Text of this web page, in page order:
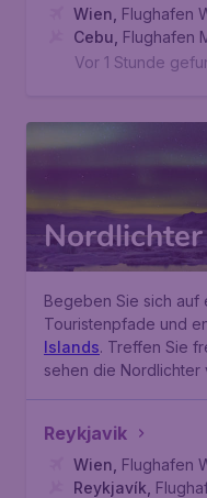
Wien Flughafen
Cebu Flughafen
Vor 1 Stunde
Nordlichter
Begeben Sie sich auf
Touristenpfade und
Islands. Treffen Sie
sehen die Nordlichter
Reykjavik
Wien Flughafen
Reykjavík